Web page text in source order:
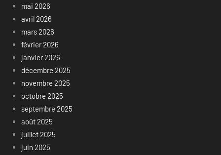
mai 2026
avril 2026
mars 2026
février 2026
janvier 2026
décembre 2025
novembre 2025
octobre 2025
septembre 2025
août 2025
juillet 2025
juin 2025